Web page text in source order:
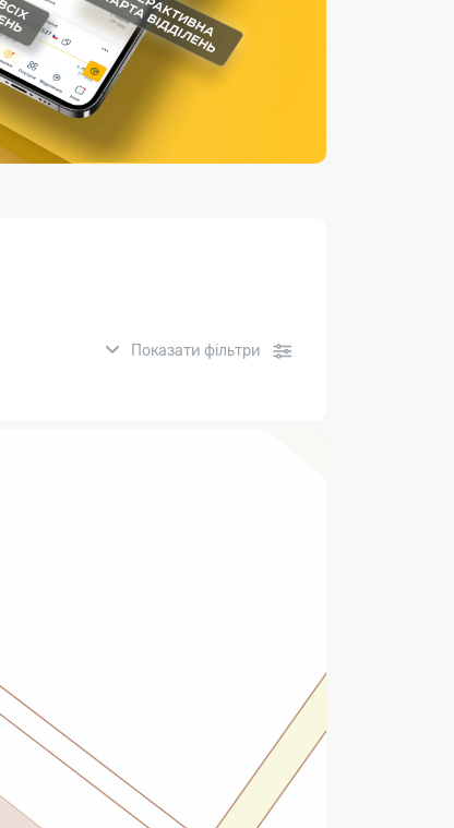
Страхові послуги
Каталог «Укрпошта Маркет»
Показати фільтри